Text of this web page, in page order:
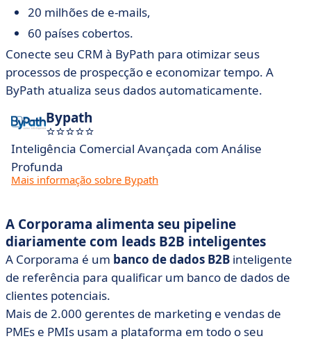
20 milhões de e-mails,
60 países cobertos.
Conecte seu CRM à ByPath para otimizar seus
processos de prospecção e economizar tempo. A
ByPath atualiza seus dados automaticamente.
Bypath
Inteligência Comercial Avançada com Análise
Profunda
Mais informação sobre Bypath
A Corporama alimenta seu pipeline
diariamente com leads B2B inteligentes
A Corporama é um banco de dados B2B inteligente
de referência para qualificar um banco de dados de
clientes potenciais.
Mais de 2.000 gerentes de marketing e vendas de
PMEs e PMIs usam a plataforma em todo o seu